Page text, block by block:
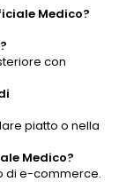
Medico?
con
piatto o nella
Medico?
di e-commerce.